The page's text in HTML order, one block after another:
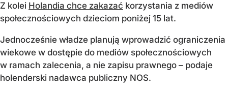
Z kolei Holandia chce zakazać korzystania z mediów
społecznościowych dzieciom poniżej 15 lat.
Jednocześnie władze planują wprowadzić ograniczenia
wiekowe w dostępie do mediów społecznościowych
w ramach zalecenia, a nie zapisu prawnego – podaje
holenderski nadawca publiczny NOS.